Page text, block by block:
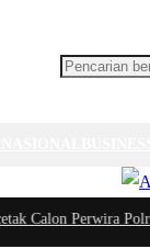
Perwira Polri